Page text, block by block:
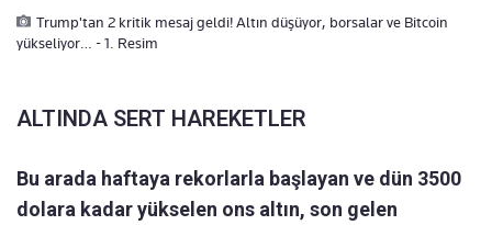
Trump'tan 2 kritik mesaj geldi! Altın düşüyor, borsalar ve Bitcoin
yükseliyor… - 1. Resim
ALTINDA SERT HAREKETLER
Bu arada haftaya rekorlarla başlayan ve dün 3500
dolara kadar yükselen ons altın, son gelen